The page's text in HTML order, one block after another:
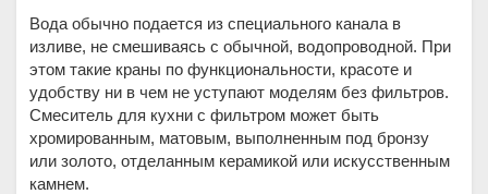
Вода обычно подается из специального канала в
изливе, не смешиваясь с обычной, водопроводной. При
этом такие краны по функциональности, красоте и
удобству ни в чем не уступают моделям без фильтров.
Смеситель для кухни с фильтром может быть
хромированным, матовым, выполненным под бронзу
или золото, отделанным керамикой или искусственным
камнем.